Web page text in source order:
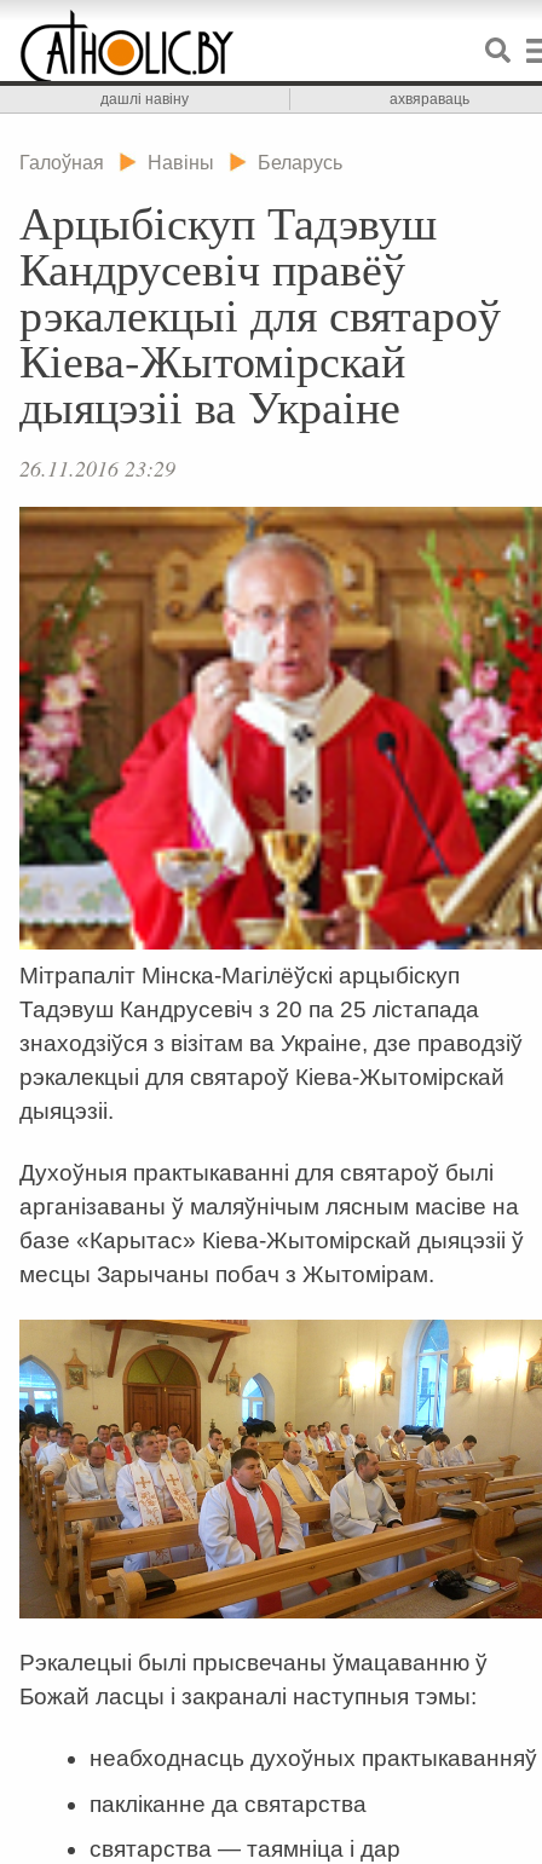
дашлі навіну ахвяраваць
Галоўная Навіны Беларусь
Арцыбіскуп Тадэвуш
Кандрусевіч правёў
рэкалекцыі для святароў
Кіева-Жытомірскай
дыяцэзіі ва Украіне
26.11.2016 23:29
Мітрапаліт Мінска-Магілёўскі арцыбіскуп
Тадэвуш Кандрусевіч з 20 па 25 лістапада
знаходзіўся з візітам ва Украіне, дзе праводзіў
рэкалекцыі для святароў Кіева-Жытомірскай
дыяцэзіі.
Духоўныя практыкаванні для святароў былі
арганізаваны ў маляўнічым лясным масіве на
базе «Карытас» Кіева-Жытомірскай дыяцэзіі ў
месцы Зарычаны побач з Жытомірам.
Рэкалецыі былі прысвечаны ўмацаванню ў
Божай ласцы і закраналі наступныя тэмы:
неабходнасць духоўных практыкаванняў
пакліканне да святарства
святарства — таямніца і дар